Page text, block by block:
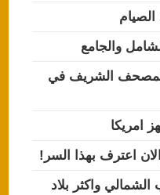
الصيام
والجامع
المصحف الشريف في
امريكا
واكثر بلاد